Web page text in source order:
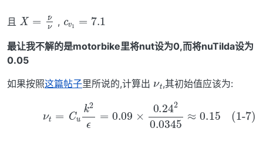
且 X= ~ ,
最让我不解的是motorbike里将nut设为0,而将nuTilda设为
0.05
如果按照这篇帖子里所说的,计算出 ,其初始值应该为:
=C uk2ϵ=0.09× 0.2420.0345≈ 0.15